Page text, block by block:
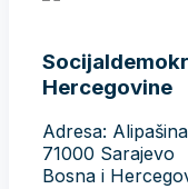
Hercegovine
Adresa:
71000 Sarajevo
Bosna i